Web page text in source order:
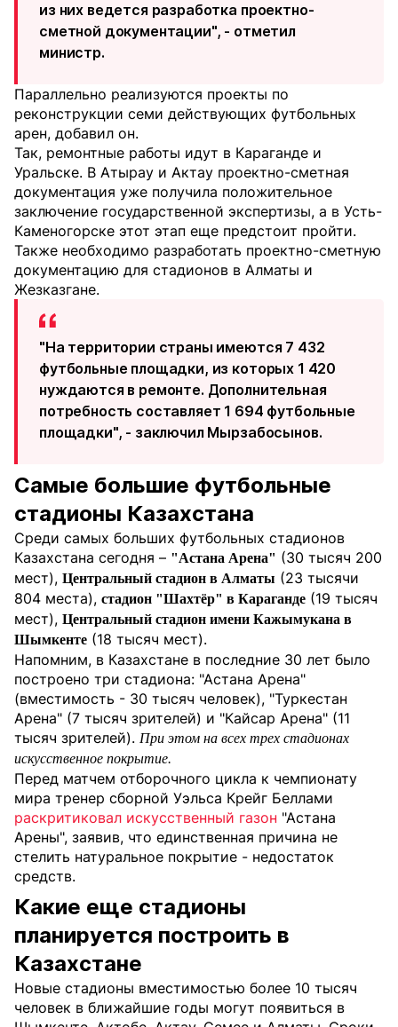
из них ведется разработка проектно-
сметной документации", - отметил
министр.
Параллельно реализуются проекты по
реконструкции семи действующих футбольных
арен, добавил он.
Так, ремонтные работы идут в Караганде и
Уральске. В Атырау и Актау проектно-сметная
документация уже получила положительное
заключение государственной экспертизы, а в Усть-
Каменогорске этот этап еще предстоит пройти.
Также необходимо разработать проектно-сметную
документацию для стадионов в Алматы и
Жезказгане.
"На территории страны имеются 7 432
футбольные площадки, из которых 1 420
нуждаются в ремонте. Дополнительная
потребность составляет 1 694 футбольные
площадки", - заключил Мырзабосынов.
Самые большие футбольные
стадионы Казахстана
Среди самых больших футбольных стадионов
Казахстана сегодня – "Астана Арена" (30 тысяч 200
мест), Центральный стадион в Алматы (23 тысячи
804 места), стадион "Шахтёр" в Караганде (19 тысяч
мест), Центральный стадион имени Кажымукана в
Шымкенте (18 тысяч мест).
Напомним, в Казахстане в последние 30 лет было
построено три стадиона: "Астана Арена"
(вместимость - 30 тысяч человек), "Туркестан
Арена" (7 тысяч зрителей) и "Кайсар Арена" (11
тысяч зрителей). При этом на всех трех стадионах
искусственное покрытие.
Перед матчем отборочного цикла к чемпионату
мира тренер сборной Уэльса Крейг Беллами
раскритиковал искусственный газон "Астана
Арены", заявив, что единственная причина не
стелить натуральное покрытие - недостаток
средств.
Какие еще стадионы
планируется построить в
Казахстане
Новые стадионы вместимостью более 10 тысяч
человек в ближайшие годы могут появиться в